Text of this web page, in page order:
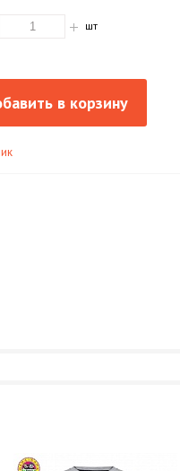
шт
в корзину